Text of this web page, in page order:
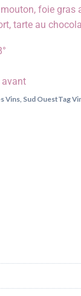
foie gras
tarte au
avant
Vins, Sud OuestTag